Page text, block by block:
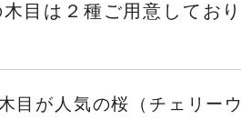
目は２種ご用意してお
目が人気の桜（チェリー